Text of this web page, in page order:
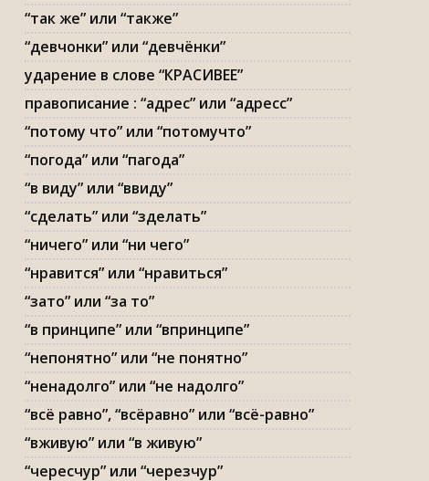
“так же” или “также”
“девчонки” или “девчёнки”
ударение в слове “КРАСИВЕЕ”
правописание : “адрес” или “адресс”
“потому что” или “потомучто”
“погода” или “пагода”
“в виду” или “ввиду”
“сделать” или “зделать”
“ничего” или “ни чего”
“нравится” или “нравиться”
“зато” или “за то”
“в принципе” или “впринципе”
“непонятно” или “не понятно”
“ненадолго” или “не надолго”
“всё равно”, “всёравно” или “всё-равно”
“вживую” или “в живую”
“чересчур” или “черезчур”